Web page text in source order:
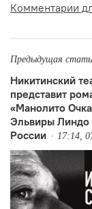
Комментарии
Предыдущая
Никитинский
представит
«Манолито
Эльвиры Линдо
России
17:14,